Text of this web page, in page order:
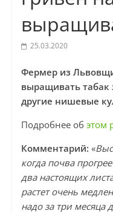
25.03.2020
Фермер из
выращивать табак
другие нишевые
Подробнее об этом
Комментарий: «
когда почва
два настоящих
растет очень
надо за три месяца